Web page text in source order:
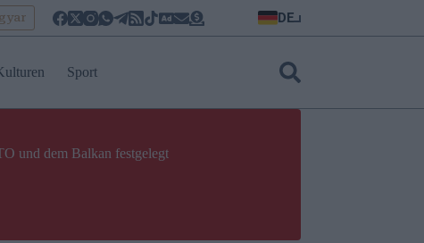
DE
Sport
und dem Balkan festgelegt